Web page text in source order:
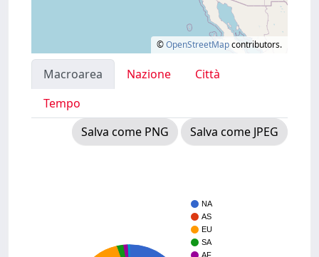
©OpenStreetMapcontributors.
Macroarea Nazione
Città
Tempo
Salva come PNG
Salva come JPEG
NA
AS
EU
SA
AF